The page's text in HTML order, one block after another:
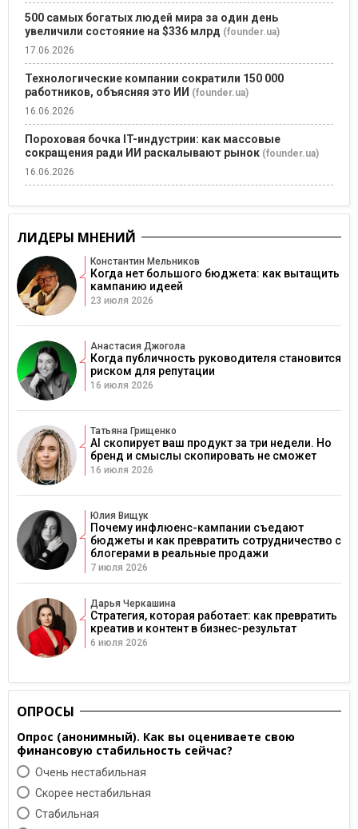
500 самых богатых людей мира за один день
увеличили состояние на $336 млрд (founder.ua)
17.06.2026
Технологические компании сократили 150 000
работников, объясняя это ИИ (founder.ua)
16.06.2026
Пороховая бочка IT-индустрии: как массовые
сокращения ради ИИ раскалывают рынок (founder.ua)
16.06.2026
ЛИДЕРЫ МНЕНИЙ
Константин Мельников
Когда нет большого бюджета: как вытащить
кампанию идеей
23 июля 2026
Анастасия Джогола
Когда публичность руководителя становится
риском для репутации
16 июля 2026
Татьяна Грищенко
AI скопирует ваш продукт за три недели. Но
бренд и смыслы скопировать не сможет
16 июля 2026
Юлия Вищук
Почему инфлюенс-кампании съедают
бюджеты и как превратить сотрудничество с
блогерами в реальные продажи
7 июля 2026
Дарья Черкашина
Стратегия, которая работает: как превратить
креатив и контент в бизнес-результат
6 июля 2026
ОПРОСЫ
Опрос (анонимный). Как вы оцениваете свою
финансовую стабильность сейчас?
Очень нестабильная
Скорее нестабильная
Cтабильная